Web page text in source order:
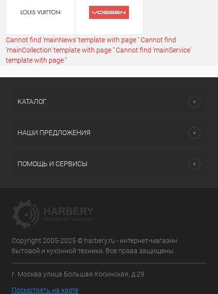
Cannot find 'mainNews' template with page ''Cannot find
'mainCollection' template with page ''Cannot find 'mainService'
template with page ''
КАТАЛОГ
НАШИ ПРЕДЛОЖЕНИЯ
ПОМОЩЬ И СЕРВИСЫ
Copyright 2005-2025 © harbery.ru - интернет-магазин
бытовой и кухонной техники. Все права защищены.
г. Москва улица Большая Косинская, д.29
Посмотреть на карте